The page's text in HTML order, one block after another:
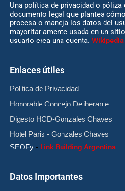
Una política de privacidad o póliza
documento legal que plantea
procesa o maneja los datos del
mayoritariamente usada en un
usuario crea una cuenta. Wikipedia
Enlaces útiles
Política de Privacidad
Honorable Concejo Deliberante
Digesto HCD-Gonzales Chaves
Hotel Paris - Gonzales Chaves
SEOFy - Link Building Argentina
Datos Importantes